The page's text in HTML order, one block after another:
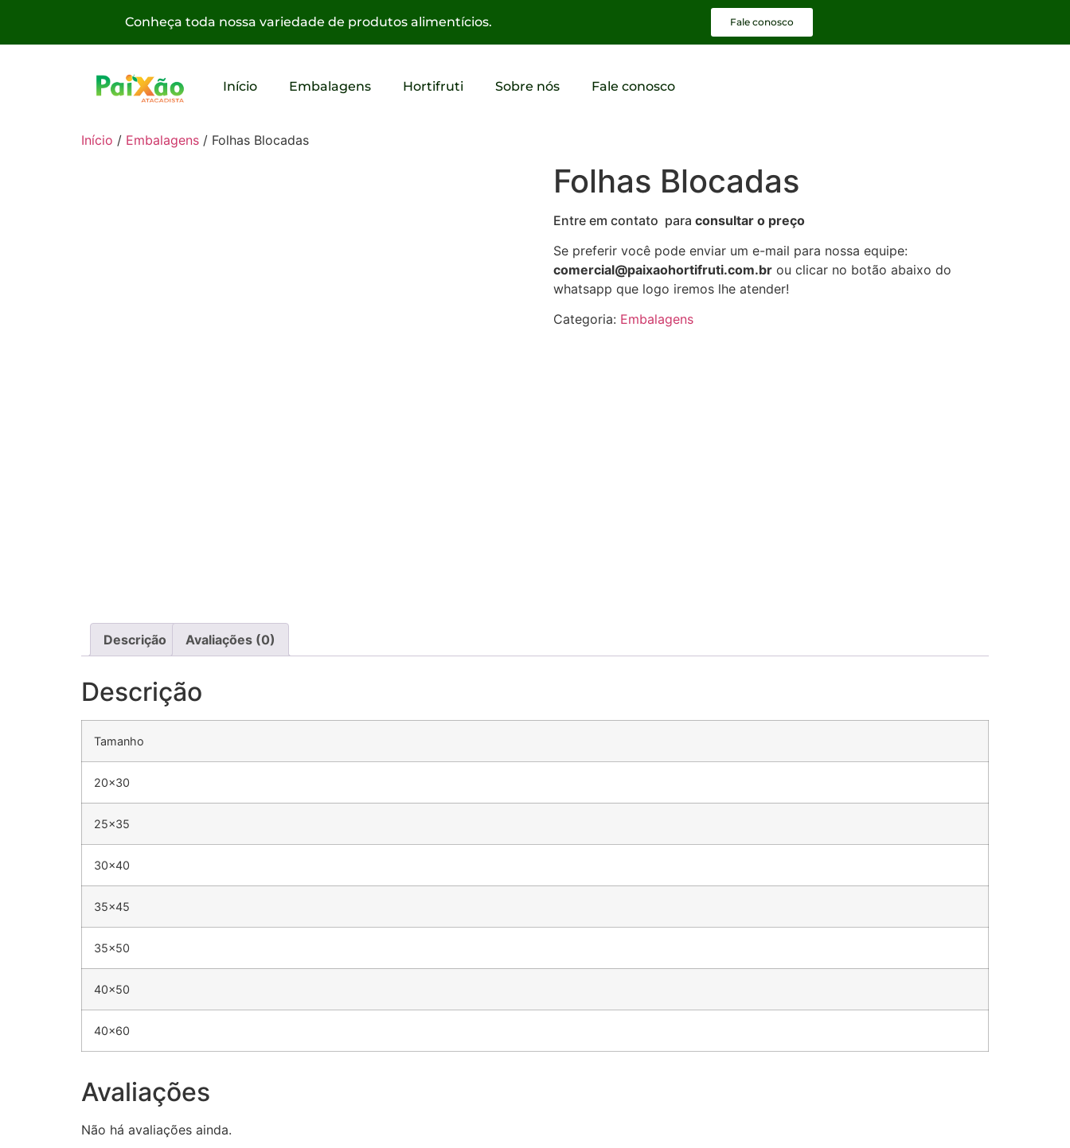
Conheça toda nossa variedade de produtos alimentícios. Fale conosco
Início Embalagens Hortifruti Sobre nós Fale conosco
Início / Embalagens / Folhas Blocadas
Folhas Blocadas
Entre em contato para consultar o preço
Se preferir você pode enviar um e-mail para nossa equipe:
comercial@paixaohortifruti.com.brou clicar no botão abaixo do
whatsapp que logo iremos lhe atender!
Categoria: Embalagens
Descrição Avaliações (0)
Descrição
Tamanho
20×30
25×35
30×40
35×45
35×50
40×50
40×60
Avaliações
Não há avaliações ainda.